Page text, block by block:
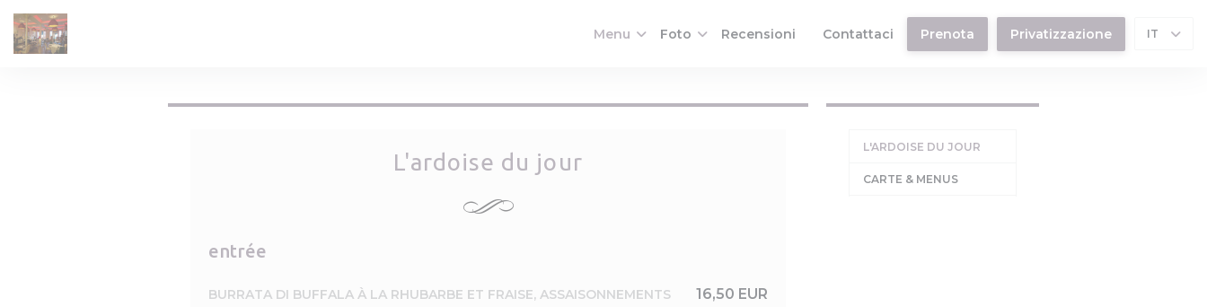
Menu Foto Recensioni ((apre una nuova finestra))
Contattaci Prenota Privatizzazione IT
L'ardoise du jour
entrée
BURRATA DI BUFFALA À LA RHUBARBE ET FRAISE, ASSAISONNEMENTS 16,50 EUR
L'ARDOISE DU JOUR
CARTE & MENUS